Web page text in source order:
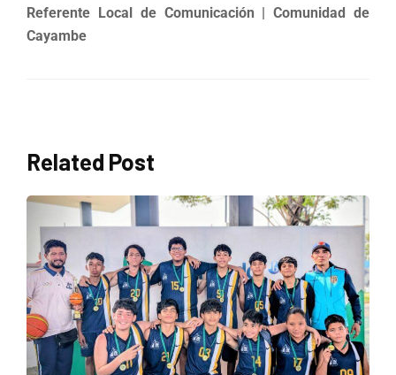
Referente Local de Comunicación | Comunidad de
Cayambe
Related Post